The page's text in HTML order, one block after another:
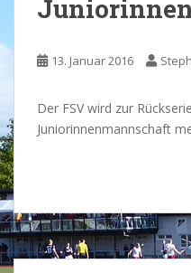
13. Januar 2016
Der FSV wird zur
Juniorinnenmannschaft